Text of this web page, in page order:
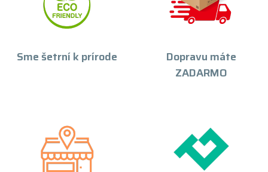
Sme šetrní k prírode
Dopravu máte
ZADARMO